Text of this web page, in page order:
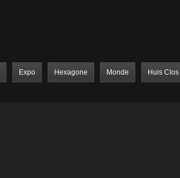
Expo Hexagone Monde Huis Clos